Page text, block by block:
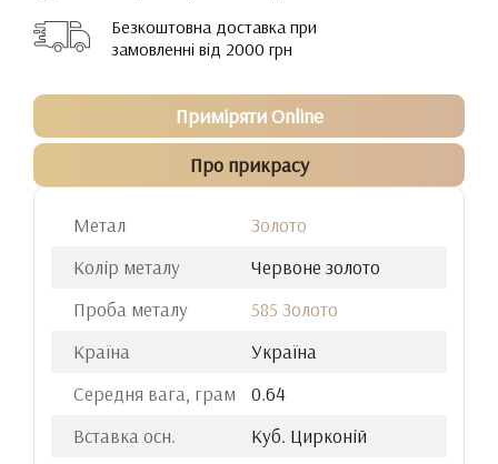
Безкоштовна доставка при
замовленні від 2000 грн
Приміряти Online
Про прикрасу
Метал
Золото
Колір металу
Червоне золото
Проба металу
585 Золото
Країна
Україна
Середня вага, грам
0.64
Вставка осн.
Куб. Цирконій